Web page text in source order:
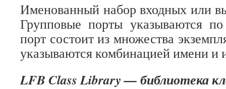
Именованный набор входных или
Групповые порты указываются
порт состоит из множества
указываются комбинацией имени и
LFB Class Library — библиотека